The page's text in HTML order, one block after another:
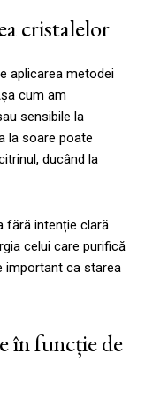
cristalelor
aplicarea metodei
cum am
sensibile la
la soare poate
ducând la
fără intenție clară
celui care purifică
important ca starea
în funcție de